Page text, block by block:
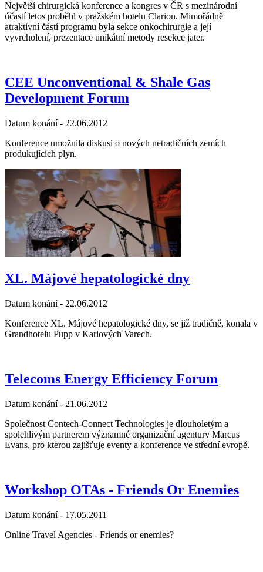
Největší chirurgická konference a kongres v ČR s mezinárodní
účastí letos proběhl v pražském hotelu Clarion. Mimořádně
atraktivní částí programu byla sekce onkochirurgie a její
vyvrcholení, prezentace unikátní metody resekce jater.
CEE Unconventional & Shale Gas
Development Forum
Datum konání - 22.06.2012
Konference umožnila diskusi o nových netradičních zemích
produkujících plyn.
XL. Májové hepatologické dny
Datum konání - 22.06.2012
Konference XL. Májové hepatologické dny, se již tradičně, konala v
Grandhotelu Pupp v Karlových Varech.
Telecoms Energy Efficiency Forum
Datum konání - 21.06.2012
Společnost Contech-Connect Technologies je dlouholetým a
spolehlivým partnerem významné organizační agentury Marcus
Evans, pro kterou zajišťuje eventy a konference ve střední evropě.
Workshop OTAs - Friends Or Enemies
Datum konání - 17.05.2011
Online Travel Agencies - Friends or enemies?